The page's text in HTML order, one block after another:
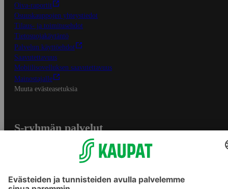
Oiva-raportit
Osuuskauppojen yhteystiedot
Tilaus- ja toimitusehdot
Tietosuojakäytäntö
Palvelun käyttöehdot
Saavutettavuus
Mobiilisovelluksen saavutettavuus
Mainostajalle
Muuta evästeasetuksia
S-ryhmän palvelut
Yhteishyvä Ruoka -sovellus